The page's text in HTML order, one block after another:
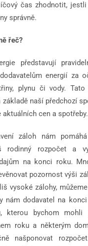
čas zhodnotit,
správně.
řeč?
představují
energií za
plynu či vody.
základě naší předchozí
aktuálních cen a spotřeby.
záloh nám
rodinný rozpočet a
na konci roku.
pozornost výši
vysoké zálohy,
nám dodavatel na
kterou bychom mohli
roku a některým
našponovat